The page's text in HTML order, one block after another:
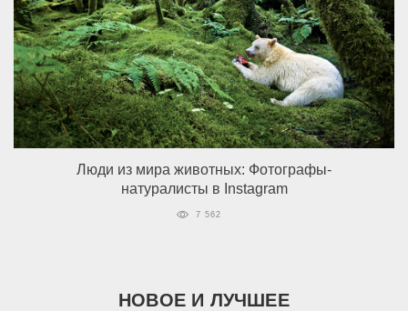
Люди из мира животных: Фотографы-
натуралисты в Instagram
7 562
НОВОЕ И ЛУЧШЕЕ